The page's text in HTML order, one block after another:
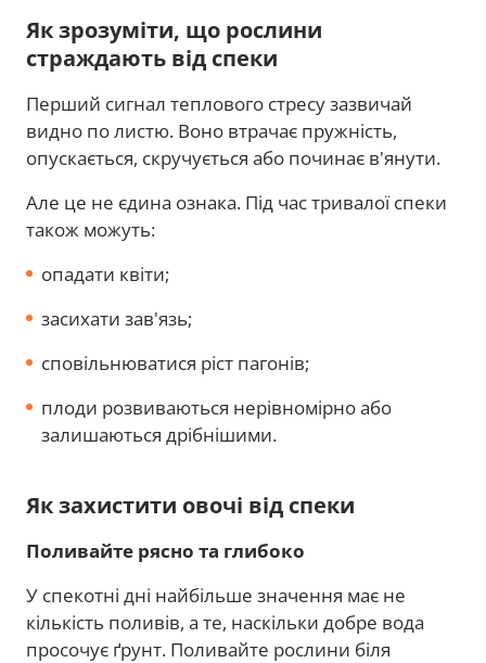
Як зрозуміти, що рослини
страждають від спеки
Перший сигнал теплового стресу зазвичай
видно по листю. Воно втрачає пружність,
опускається, скручується або починає в'янути.
Але це не єдина ознака. Під час тривалої спеки
також можуть:
опадати квіти;
засихати зав'язь;
сповільнюватися ріст пагонів;
плоди розвиваються нерівномірно або
залишаються дрібнішими.
Як захистити овочі від спеки
Поливайте рясно та глибоко
У спекотні дні найбільше значення має не
кількість поливів, а те, наскільки добре вода
просочує ґрунт. Поливайте рослини біля